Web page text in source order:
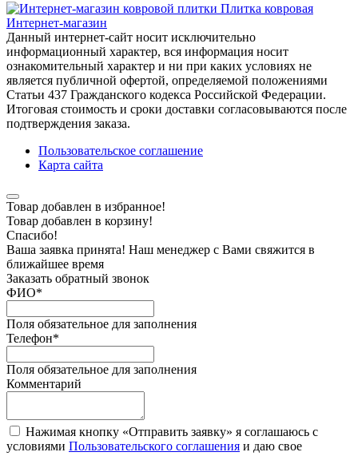
Плитка ковровая
Интернет-магазин
Данный интернет-сайт носит исключительно
информационный характер, вся информация носит
ознакомительный характер и ни при каких условиях не
является публичной офертой, определяемой положениями
Статьи 437 Гражданского кодекса Российской Федерации.
Итоговая стоимость и сроки доставки согласовываются после
подтверждения заказа.
Пользовательское соглашение
Карта сайта
Товар добавлен в избранное!
Товар добавлен в корзину!
Спасибо!
Ваша заявка принята! Наш менеджер с Вами свяжится в
ближайшее время
Заказать обратный звонок
ФИО*
Поля обязательное для заполнения
Телефон*
Поля обязательное для заполнения
Комментарий
Нажимая кнопку «Отправить заявку» я соглашаюсь с
условиями Пользовательского соглашения и даю свое